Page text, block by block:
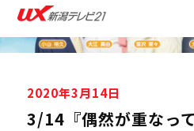
2020年3月14日
3/14『偶然が重なっ